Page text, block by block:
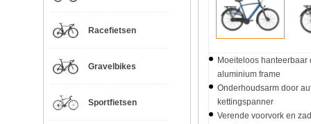
Racefietsen
Gravelbikes
Sportfietsen
Moeiteloos hanteerbaar
aluminium frame
Onderhoudsarm door
kettingspanner
Verende voorvork en